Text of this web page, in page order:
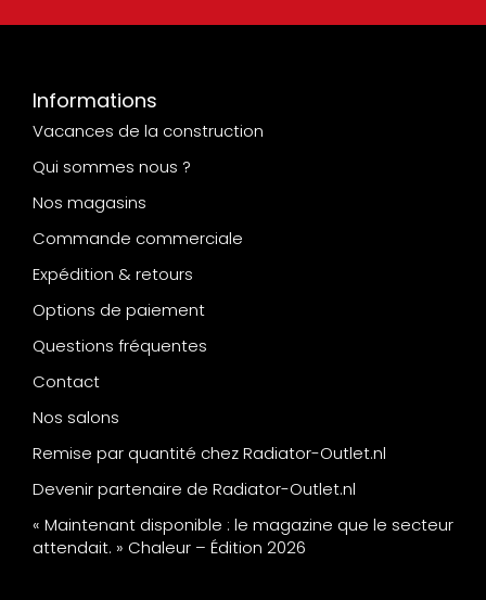
Informations
Vacances de la construction
Qui sommes nous ?
Nos magasins
Commande commerciale
Expédition & retours
Options de paiement
Questions fréquentes
Contact
Nos salons
Remise par quantité chez Radiator-Outlet.nl
Devenir partenaire de Radiator-Outlet.nl
« Maintenant disponible : le magazine que le secteur
attendait. » Chaleur – Édition 2026